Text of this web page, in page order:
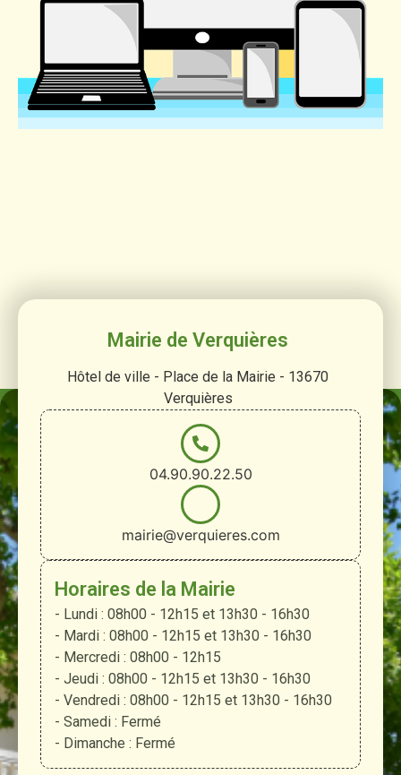
Mairie de Verquières
Hôtel de ville - Place de la Mairie - 13670
Verquières
04.90.90.22.50
mairie@verquieres.com
Horaires de la Mairie
- Lundi : 08h00 - 12h15 et 13h30 - 16h30
- Mardi : 08h00 - 12h15 et 13h30 - 16h30
- Mercredi : 08h00 - 12h15
- Jeudi : 08h00 - 12h15 et 13h30 - 16h30
- Vendredi : 08h00 - 12h15 et 13h30 - 16h30
- Samedi : Fermé
- Dimanche : Fermé